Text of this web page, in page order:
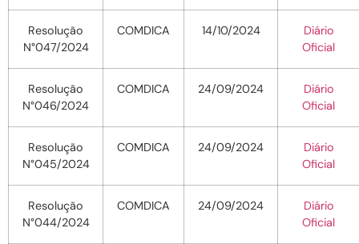
Resolução
N°047/2024
COMDICA 14/10/2024
Diário
Oficial
Resolução
N°046/2024
COMDICA 24/09/2024
Diário
Oficial
Resolução
N°045/2024
COMDICA 24/09/2024
Diário
Oficial
Resolução
N°044/2024
COMDICA 24/09/2024
Diário
Oficial